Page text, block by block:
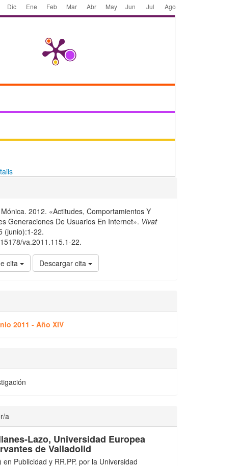
2012. «Actitudes, Comportamientos Y
Generaciones De Usuarios En Internet». Vivat
(junio):1-22.
va.2011.115.1-22.
cita Descargar cita
2011 - Año XIV
a
Lazo, Universidad Europea
de Valladolid
Publicidad y RR.PP. por la Universidad